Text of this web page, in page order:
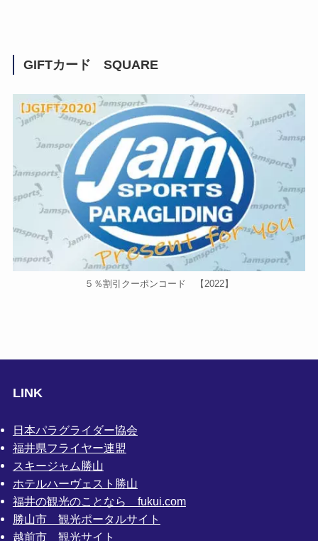
GIFTカード SQUARE
５％割引クーポンコード 【2022】
LINK
日本パラグライダー協会
福井県フライヤー連盟
スキージャム勝山
ホテルハーヴェスト勝山
福井の観光のことなら fukui.com
勝山市 観光ポータルサイト
越前市 観光サイト